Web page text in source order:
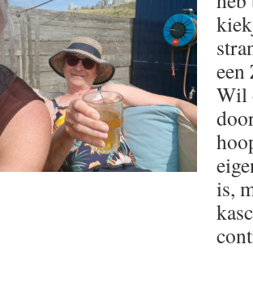
een
Wil
is,